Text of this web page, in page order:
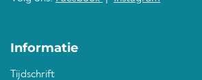
Informatie
Tijdschrift